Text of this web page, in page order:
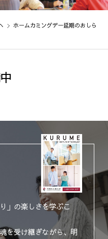
ホームカミングデー延期のおしら
」の楽しさを学ぶこ
を受け継ぎながら、明